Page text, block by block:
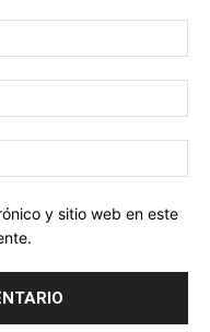
y sitio web en este